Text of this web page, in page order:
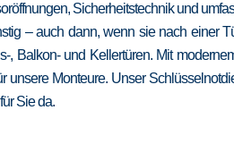
Sicherheitstechnik und
– auch dann, wenn sie nach einer
Balkon- und Kellertüren. Mit
Monteure. Unser
Sie da.